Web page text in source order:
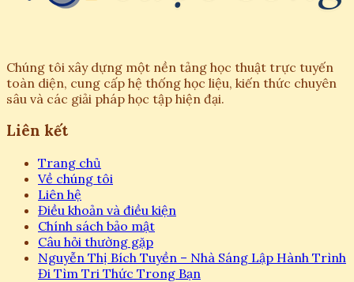
Chúng tôi xây dựng một nền tảng học thuật trực tuyến
toàn diện, cung cấp hệ thống học liệu, kiến thức chuyên
sâu và các giải pháp học tập hiện đại.
Liên kết
Trang chủ
Về chúng tôi
Liên hệ
Điều khoản và điều kiện
Chính sách bảo mật
Câu hỏi thường gặp
Nguyễn Thị Bích Tuyền – Nhà Sáng Lập Hành Trình
Đi Tìm Tri Thức Trong Bạn